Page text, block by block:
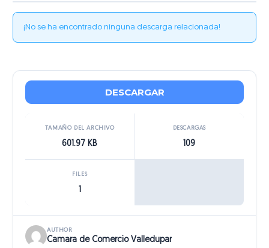
¡No se ha encontrado ninguna descarga relacionada!
DESCARGAR
TAMAÑO DEL ARCHIVO
601.97 KB
DESCARGAS
109
FILES
AUTHOR
Camara de Comercio Valledupar